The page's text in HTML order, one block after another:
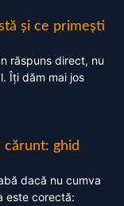
și ce primești
răspuns direct, nu
Îți dăm mai jos
cărunt: ghid
dacă nu cumva
este corectă: